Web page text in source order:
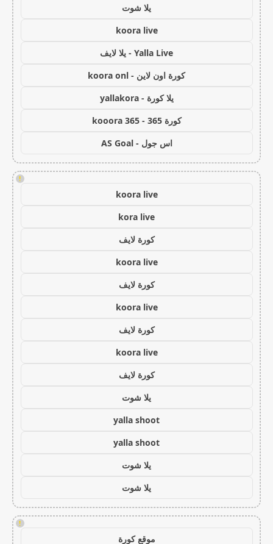
يلا شوت
koora live
Yalla Live - يلا لايف
كورة اون لاين - koora onl
يلا كورة - yallakora
كورة 365 - kooora 365
اس جول - AS Goal
!
koora live
kora live
كورة لايف
koora live
كورة لايف
koora live
كورة لايف
koora live
كورة لايف
يلا شوت
yalla shoot
yalla shoot
يلا شوت
يلا شوت
!
موقع كورة